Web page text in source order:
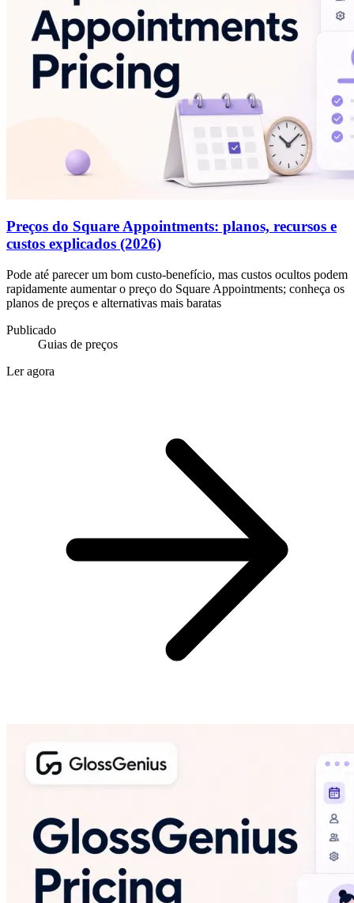
Preços do Square Appointments: planos, recursos e
custos explicados (2026)
Pode até parecer um bom custo-benefício, mas custos ocultos podem
rapidamente aumentar o preço do Square Appointments; conheça os
planos de preços e alternativas mais baratas
Publicado
Guias de preços
Ler agora